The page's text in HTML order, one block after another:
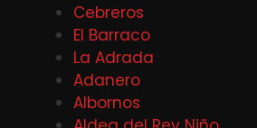
Cebreros
El Barraco
La Adrada
Adanero
Albornos